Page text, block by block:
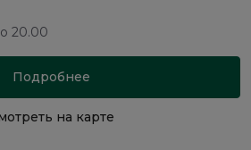
20.00
Подробнее
на карте